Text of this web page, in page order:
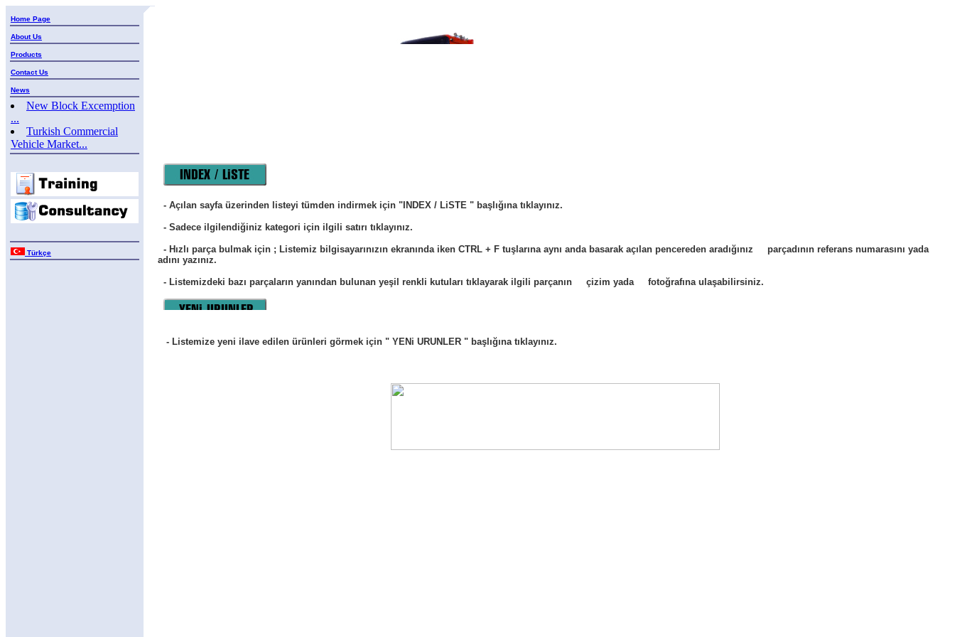
Home Page
About Us
Products
Contact Us
News
New Block Excemption
...
Turkish Commercial
Vehicle Market...
Türkçe
- Açılan sayfa üzerinden listeyi tümden indirmek için "INDEX / LiSTE " başlığına tıklayınız.
- Sadece ilgilendiğiniz kategori için ilgili satırı tıklayınız.
- Hızlı parça bulmak için ; Listemiz bilgisayarınızın ekranında iken CTRL + F tuşlarına aynı anda basarak açılan pencereden aradığınız parçadının referans numarasını yada
adını yazınız.
- Listemizdeki bazı parçaların yanından bulunan yeşil renkli kutuları tıklayarak ilgili parçanın çizim yada fotoğrafına ulaşabilirsiniz.
- Listemize yeni ilave edilen ürünleri görmek için " YENi URUNLER " başlığına tıklayınız.